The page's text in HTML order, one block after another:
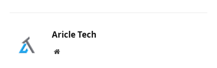
Aricle Tech
Website